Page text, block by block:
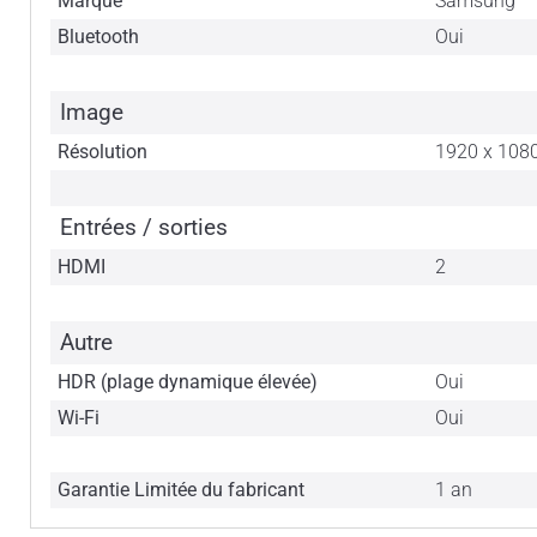
Bluetooth
Oui
Image
Résolution 1920 x
Entrées / sorties
HDMI 2
Autre
HDR (plage dynamique élevée)
Oui
Wi-Fi
Oui
Garantie Limitée du fabricant 1 an